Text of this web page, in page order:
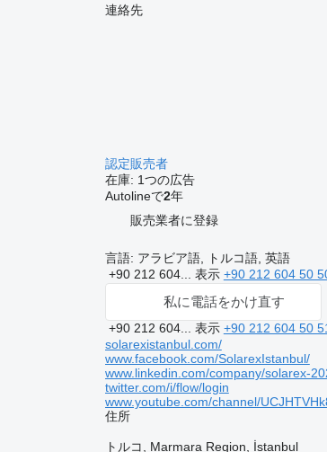
連絡先
認定販売者
在庫: 1つの広告
Autolineで2年
販売業者に登録
言語: アラビア語, トルコ語, 英語
+90 212 604... 表示 +90 212 604 50
私に電話をかけ直す
+90 212 604... 表示 +90 212 604 50
solarexistanbul.com/
www.facebook.com/SolarexIstanbul/
www.linkedin.com/company/solarex-
twitter.com/i/flow/login
www.youtube.com/channel/
住所
トルコ, Marmara Region, İstanbul